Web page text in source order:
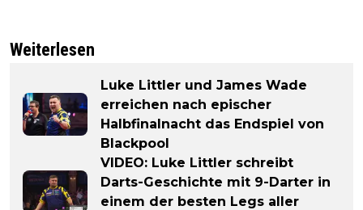
Weiterlesen
Luke Littler und James Wade
erreichen nach epischer
Halbfinalnacht das Endspiel von
Blackpool
VIDEO: Luke Littler schreibt
Darts-Geschichte mit 9-Darter in
einem der besten Legs aller